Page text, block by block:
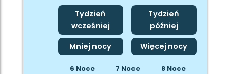
Tydzień
wcześniej
Mniej nocy
Tydzień
później
Więcej nocy
6 Noce 7 Noce 8 Noce